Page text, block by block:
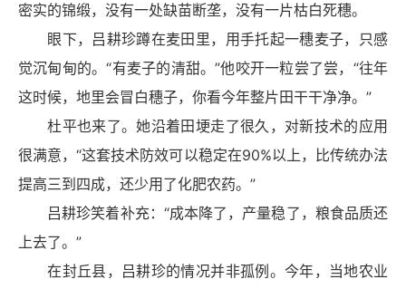
密实的锦缎，没有一处缺苗断垄，没有一片枯白死穗。
眼下，吕耕珍蹲在麦田里，用手托起一穗麦子，只感
觉沉甸甸的。“有麦子的清甜。”他咬开一粒尝了尝，“往年
这时候，地里会冒白穗子，你看今年整片田干干净净。”
杜平也来了。她沿着田埂走了很久，对新技术的应用
很满意，“这套技术防效可以稳定在90%以上，比传统办法
提高三到四成，还少用了化肥农药。”
吕耕珍笑着补充：“成本降了，产量稳了，粮食品质还
上去了。”
在封丘县，吕耕珍的情况并非孤例。今年，当地农业